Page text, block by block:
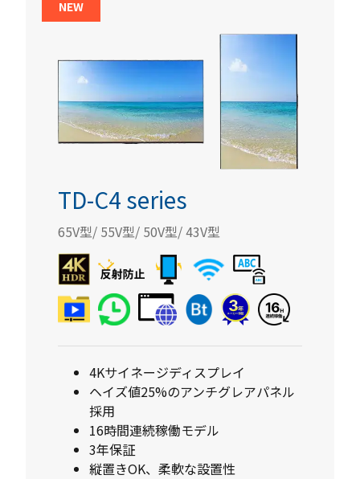
NEW
TD-C4 series
65V型/ 55V型/ 50V型/ 43V型
4Kサイネージディスプレイ
ヘイズ値25%のアンチグレアパネル
採用
16時間連続稼働モデル
3年保証
縦置きOK、柔軟な設置性